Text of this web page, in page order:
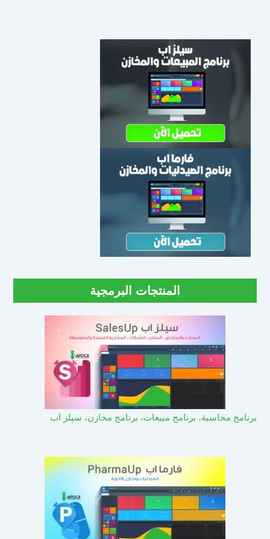
المنتجات البرمجية
برنامج محاسبة، برنامج مبيعات، برنامج مخازن، سيلز اب